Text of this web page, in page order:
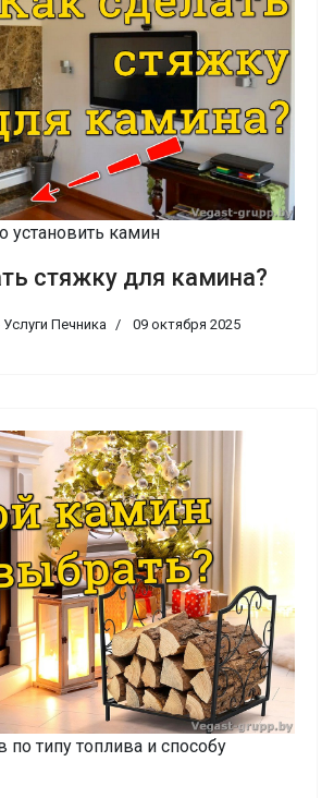
установить камин
стяжку для камина?
Печника 09 октября 2025
типу топлива и способу